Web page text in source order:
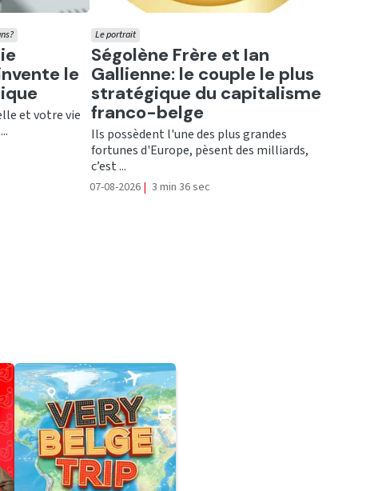
le
et votre vie
Ecouter
Ségolène Frère et Ian
Gallienne: le couple le plus
stratégique du capitalisme
franco-belge
Le portrait
Ils possèdent l'une des plus grandes
fortunes d'Europe, pèsent des milliards,
c’est ...
07-08-2026 | 3 min 36 sec